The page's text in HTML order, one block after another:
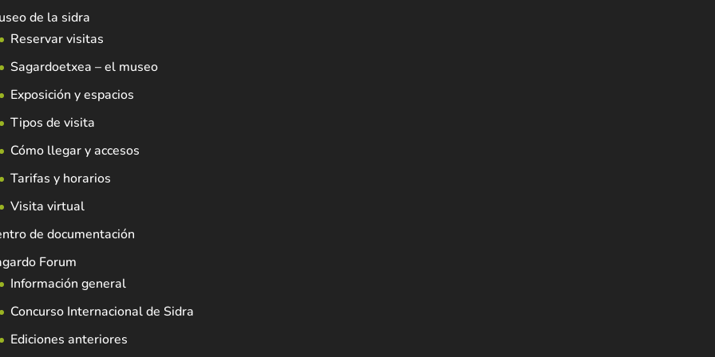
de la sidra
Reservar visitas
Sagardoetxea – el museo
Exposición y espacios
Tipos de visita
Cómo llegar y accesos
Tarifas y horarios
Visita virtual
de documentación
Forum
Información general
Concurso Internacional de Sidra
Ediciones anteriores